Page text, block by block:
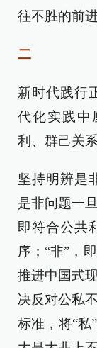
往不胜的前进
二
新时代践行
代化实践中
利、群己关系
坚持明辨是
是非问题一
即符合公共
序；“非”，
推进中国式
决反对公私
标准，将“私